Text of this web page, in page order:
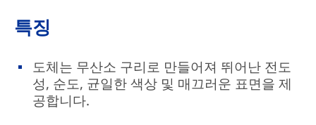
특징
도체는 무산소 구리로 만들어져 뛰어난 전도
성, 순도, 균일한 색상 및 매끄러운 표면을 제
공합니다.